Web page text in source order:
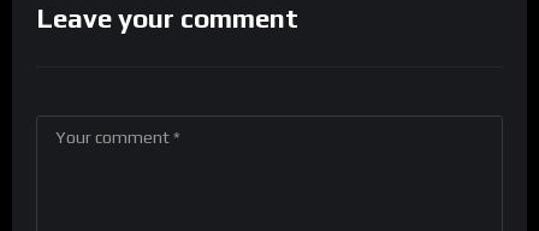
Leave your comment